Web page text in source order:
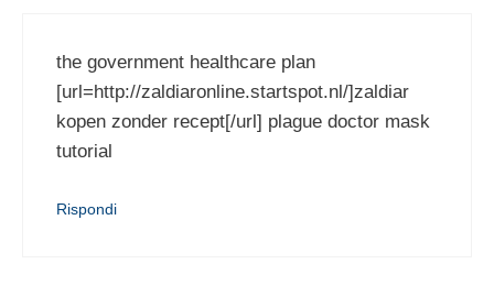
the government healthcare plan
[url=http://zaldiaronline.startspot.nl/]zaldiar
kopen zonder recept[/url] plague doctor mask
tutorial
Rispondi